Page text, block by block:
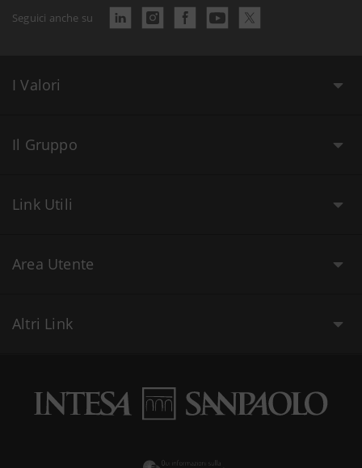
Seguici anche su
I Valori
Il Gruppo
Link Utili
Area Utente
Altri Link